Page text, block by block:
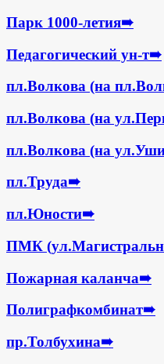
Парк 1000-летия➠
Педагогический ун-т➠
пл.Волкова (на
пл.Волкова (на
пл.Волкова (на
пл.Труда➠
пл.Юности➠
ПМК
Пожарная каланча➠
Полиграфкомбинат➠
пр.Толбухина➠